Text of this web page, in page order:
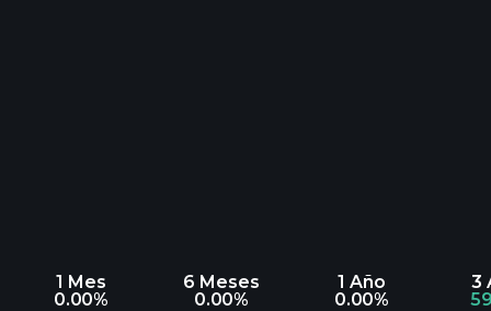
1 Mes
0.00%
6 Meses
0.00%
1 Año
0.00%
3